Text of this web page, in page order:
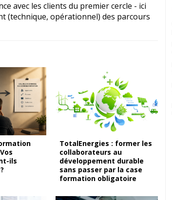
avec les clients du premier cercle - ici
(technique, opérationnel) des parcours
ils
TotalEnergies : former les
collaborateurs au
développement durable
sans passer par la case
formation obligatoire